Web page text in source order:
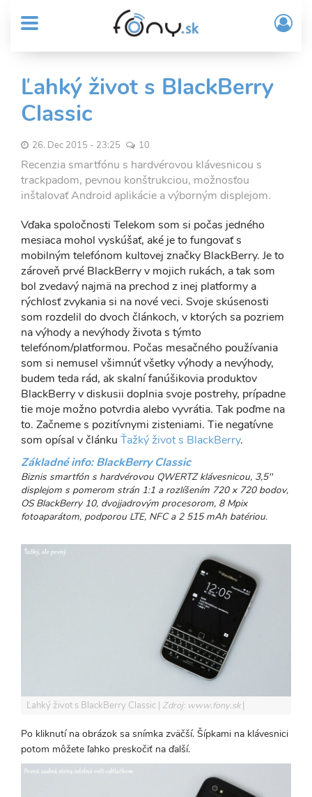
obsah
MENU
Sub
Header
menu
User
account
menu
/
Ľahký život s BlackBerry
Classic
26. Dec 2015 - 23:25 10
Recenzia smartfónu s hardvérovou klávesnicou s
trackpadom, pevnou konštrukciou, možnosťou
inštalovať Android aplikácie a výborným displejom.
Vďaka spoločnosti Telekom som si počas jedného
mesiaca mohol vyskúšať, aké je to fungovať s
mobilným telefónom kultovej značky BlackBerry. Je to
zároveň prvé BlackBerry v mojich rukách, a tak som
bol zvedavý najmä na prechod z inej platformy a
rýchlosť zvykania si na nové veci. Svoje skúsenosti
som rozdelil do dvoch článkoch, v ktorých sa pozriem
na výhody a nevýhody života s týmto
telefónom/platformou. Počas mesačného používania
som si nemusel všimnúť všetky výhody a nevýhody,
budem teda rád, ak skalní fanúšikovia produktov
BlackBerry v diskusii doplnia svoje postrehy, prípadne
tie moje možno potvrdia alebo vyvrátia. Tak poďme na
to. Začneme s pozitívnymi zisteniami. Tie negatívne
som opísal v článku Ťažký život s BlackBerry.
Základné info: BlackBerry Classic
Biznis smartfón s hardvérovou QWERTZ klávesnicou, 3,5''
displejom s pomerom strán 1:1 a rozlíšením 720 x 720 bodov,
OS BlackBerry 10, dvojjadrovým procesorom, 8 Mpix
fotoaparátom, podporou LTE, NFC a 2 515 mAh batériou.
Ľahký život s BlackBerry Classic Zdroj: www.fony.sk
Po kliknutí na obrázok sa snímka zväčší. Šípkami na klávesnici
potom môžete ľahko preskočiť na ďalší.